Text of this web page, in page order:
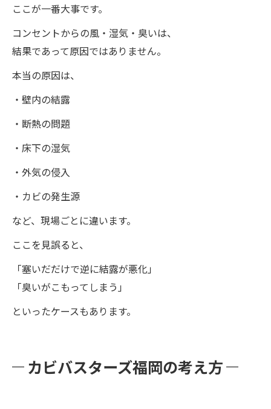
ここが一番大事です。
コンセントからの風・湿気・臭いは、
結果であって原因ではありません。
本当の原因は、
・壁内の結露
・断熱の問題
・床下の湿気
・外気の侵入
・カビの発生源
など、現場ごとに違います。
ここを見誤ると、
「塞いだだけで逆に結露が悪化」
「臭いがこもってしまう」
といったケースもあります。
カビバスターズ福岡の考え方